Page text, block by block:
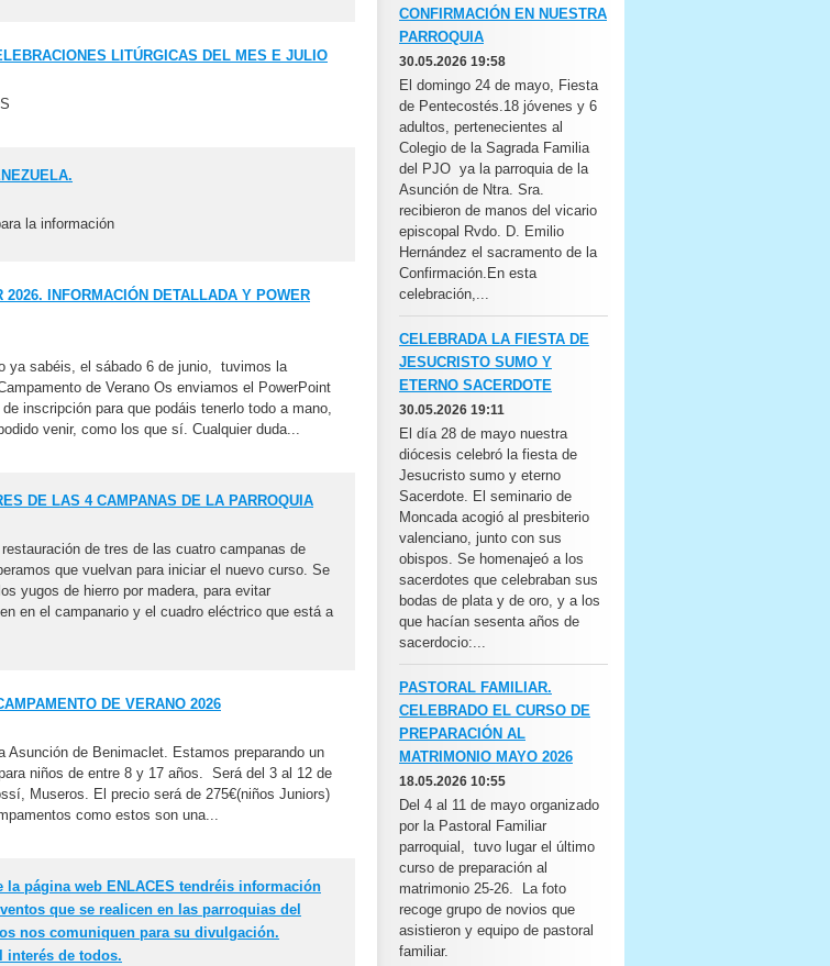
LITÚRGICAS DEL MES E JULIO
la información
2026. INFORMACIÓN DETALLADA Y POWER
ya sabéis, el sábado 6 de junio, tuvimos la
de Verano Os enviamos el PowerPoint
inscripción para que podáis tenerlo todo a mano,
venir, como los que sí. Cualquier duda...
DE LAS 4 CAMPANAS DE LA PARROQUIA
de tres de las cuatro campanas de
que vuelvan para iniciar el nuevo curso. Se
yugos de hierro por madera, para evitar
en el campanario y el cuadro eléctrico que está a
DE VERANO 2026
Asunción de Benimaclet. Estamos preparando un
niños de entre 8 y 17 años. Será del 3 al 12 de
Museros. El precio será de 275€(niños Juniors)
como estos son una...
la página web ENLACES tendréis información
que se realicen en las parroquias del
nos comuniquen para su divulgación.
interés de todos.
CONFIRMACIÓN EN NUESTRA
PARROQUIA
30.05.2026 19:58
El domingo 24 de mayo, Fiesta
de Pentecostés.18 jóvenes y 6
adultos, pertenecientes al
Colegio de la Sagrada Familia
del PJO ya la parroquia de la
Asunción de Ntra. Sra.
recibieron de manos del vicario
episcopal Rvdo. D. Emilio
Hernández el sacramento de la
Confirmación.En esta
celebración,...
CELEBRADA LA FIESTA DE
JESUCRISTO SUMO Y
ETERNO SACERDOTE
30.05.2026 19:11
El día 28 de mayo nuestra
diócesis celebró la fiesta de
Jesucristo sumo y eterno
Sacerdote. El seminario de
Moncada acogió al presbiterio
valenciano, junto con sus
obispos. Se homenajeó a los
sacerdotes que celebraban sus
bodas de plata y de oro, y a los
que hacían sesenta años de
sacerdocio:...
PASTORAL FAMILIAR.
CELEBRADO EL CURSO DE
PREPARACIÓN AL
MATRIMONIO MAYO 2026
18.05.2026 10:55
Del 4 al 11 de mayo organizado
por la Pastoral Familiar
parroquial, tuvo lugar el último
curso de preparación al
matrimonio 25-26. La foto
recoge grupo de novios que
asistieron y equipo de pastoral
familiar.